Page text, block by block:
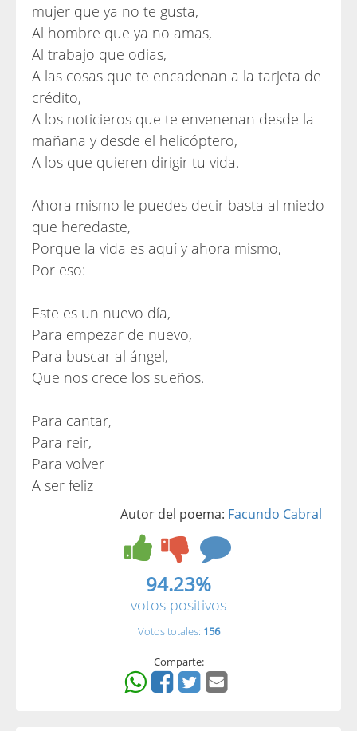
mujer que ya no te gusta,
Al hombre que ya no amas,
Al trabajo que odias,
A las cosas que te encadenan a la tarjeta de
crédito,
A los noticieros que te envenenan desde la
mañana y desde el helicóptero,
A los que quieren dirigir tu vida.
Ahora mismo le puedes decir basta al miedo
que heredaste,
Porque la vida es aquí y ahora mismo,
Por eso:
Este es un nuevo día,
Para empezar de nuevo,
Para buscar al ángel,
Que nos crece los sueños.
Para cantar,
Para reir,
Para volver
A ser feliz
Autor del poema: Facundo Cabral
94.23%
votos positivos
Votos totales: 156
Comparte: